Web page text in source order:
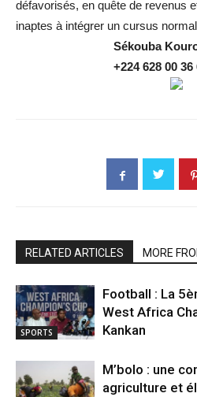
défavorisés, en quête de revenus
inaptes à intégrer un cursus
Sékouba
+224 628 00 36
RELATED ARTICLES MORE
SPORTS
Football : La
West Africa
Kankan
M’bolo : une
agriculture et